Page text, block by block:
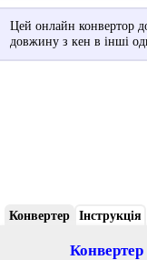
Цей онлайн конвертор
довжину з кен в інші
Конвертер Інструкція